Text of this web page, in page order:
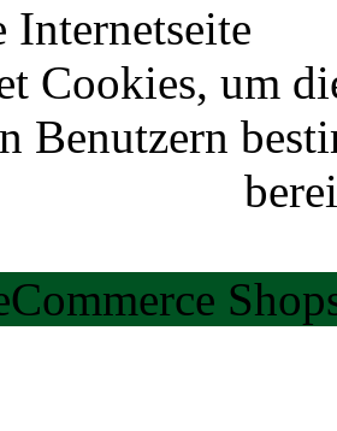
Internetseite
Cookies, um
Benutzern